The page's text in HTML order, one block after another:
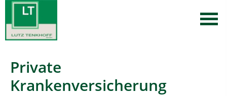
Private
Krankenversicherung